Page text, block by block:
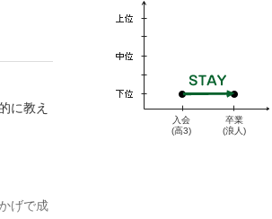
本当に
ので良
に教え
げで成
入会
(高3)
卒業
(浪人)